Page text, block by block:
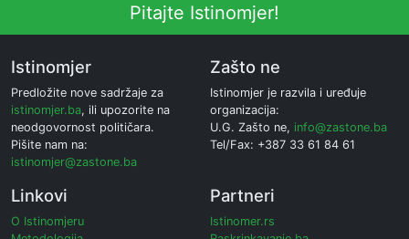
Pitajte Istinomjer!
Istinomjer
Predložite nove sadržaje za
istinomjer.ba, ili upozorite na
neodgovornost političara.
Pišite nam na:
istinomjer@zastone.ba
Zašto ne
Istinomjer je razvila i uređuje
organizacija:
U.G. Zašto ne, info@zastone.ba
Tel/Fax: +387 33 61 84 61
Linkovi
O Istinomjeru
Partneri
Istinomer.rs